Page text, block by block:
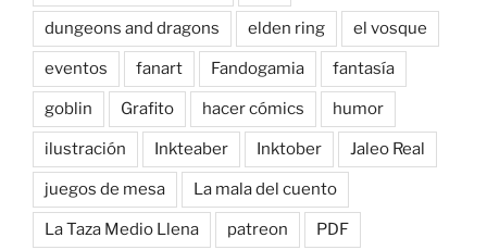
dungeons and dragons elden ring el vosque
eventos fanart Fandogamia fantasía
goblin Grafito hacer cómics humor
ilustración Inkteaber Inktober Jaleo Real
juegos de mesa La mala del cuento
La Taza Medio Llena patreon PDF